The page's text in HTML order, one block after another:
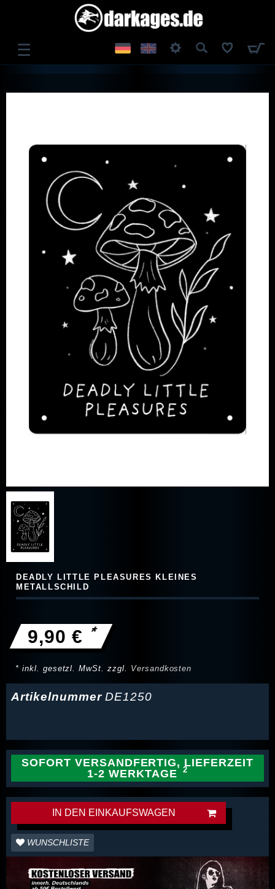
☰
DEADLY LITTLE PLEASURES KLEINES
METALLSCHILD
9,90 € *
* inkl. gesetzl. MwSt. zzgl. Versandkosten
ArtikelnummerDE1250
SOFORT VERSANDFERTIG, LIEFERZEIT
1-2 WERKTAGE
IN DEN EINKAUFSWAGEN
WUNSCHLISTE